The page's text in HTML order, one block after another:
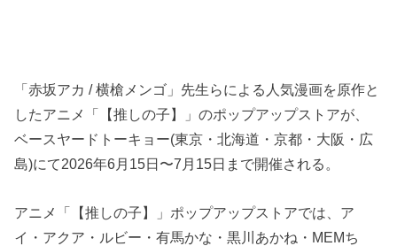
「赤坂アカ / 横槍メンゴ」先生らによる人気漫画を原作と
したアニメ「【推しの子】」のポップアップストアが、
ベースヤードトーキョー(東京・北海道・京都・大阪・広
島)にて2026年6月15日〜7月15日まで開催される。
アニメ「【推しの子】」ポップアップストアでは、ア
イ・アクア・ルビー・有馬かな・黒川あかね・MEMち